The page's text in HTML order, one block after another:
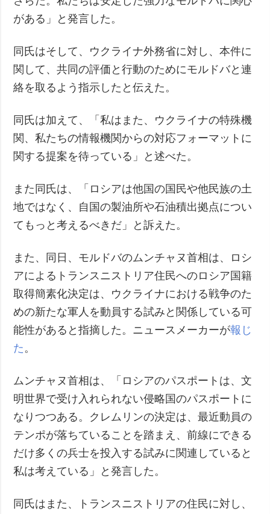
がある」と発言した。
同氏はそして、ウクライナ外務省に対し、本件に
関して、共同の評価と行動のためにモルドバと連
絡を取るよう指示したと伝えた。
同氏は加えて、「私はまた、ウクライナの特殊機
関、私たちの情報機関からの対応フォーマットに
関する提案を待っている」と述べた。
また同氏は、「ロシアは他国の国民や他民族の土
地ではなく、自国の製油所や石油積出拠点につい
てもっと考えるべきだ」と訴えた。
また、同日、モルドバのムンチャヌ首相は、ロシ
アによるトランスニストリア住民へのロシア国籍
取得簡素化決定は、ウクライナにおける戦争のた
めの新たな軍人を動員する試みと関係している可
能性があると指摘した。ニュースメーカーが報じ
た 。
ムンチャヌ首相は、「ロシアのパスポートは、文
明世界で受け入れられない侵略国のパスポートに
なりつつある。クレムリンの決定は、最近動員の
テンポが落ちていることを踏まえ、前線にできる
だけ多くの兵士を投入する試みに関連していると
私は考えている」と発言した。
同氏はまた、トランスニストリアの住民に対し、